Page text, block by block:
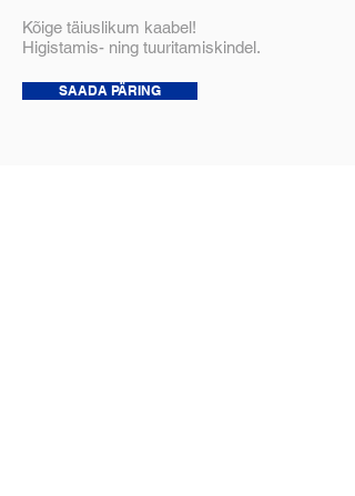
Kõige täiuslikum kaabel!
Higistamis- ning tuuritamiskindel.
SAADA PÄRING